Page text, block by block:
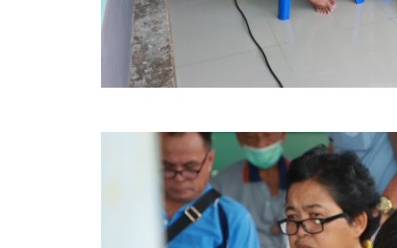
เปลี่ยนแปลงประกาศผู้ชนะ
เปลี่ยนแปลงประกาศเชิญชวน
ประกาศกำหนดอายุการใช้งานของสินทรัพย์ขององ
คู่มือการปฏิบัติงานฝ่ายทะเบียนพัสดุและทรัพย์สิน